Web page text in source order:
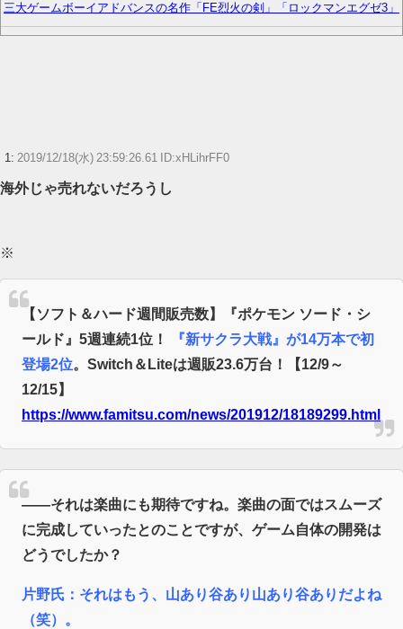
三大ゲームボーイアドバンスの名作「FE烈火の剣」「ロックマンエグゼ3」
秒で討伐してしまう【動画】
【ウマ娘】ディザイアの謎ポーズ、完全にアレと一致ｗｗｗ
【競馬】G1・2勝 アスコリピチェーノが引退 繁殖入りへ
Powered by livedoor 相互RSS
1: 2019/12/18(水) 23:59:26.61 ID:xHLihrFF0
海外じゃ売れないだろうし
※
【ソフト＆ハード週間販売数】『ポケモン ソード・シ
ールド』5週連続1位！
『新サクラ大戦』が14万本で初
登場2位。Switch＆Liteは週販23.6万台！【12/9～
12/15】
https://www.famitsu.com/news/201912/18189299.html
――それは楽曲にも期待ですね。楽曲の面ではスムーズ
に完成していったとのことですが、ゲーム自体の開発は
どうでしたか？
片野氏： それはもう、山あり谷あり山あり谷ありだよね
（笑）。